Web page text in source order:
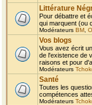
Littérature
Pour débattre et
qui marquent (ou
Modérateurs BM
Vos blogs
Vous avez écrit
de l'existence de
raisons et pour
Modérateurs
Santé
Toutes les
compétences
Modérateurs